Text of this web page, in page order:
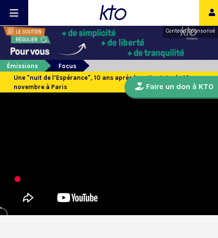
Contenu sponsorisé
Émissions
Focus
Une "nuit de l’Espérance", 10 ans après les attentats du 13
novembre à Paris
Faire un don à KTO